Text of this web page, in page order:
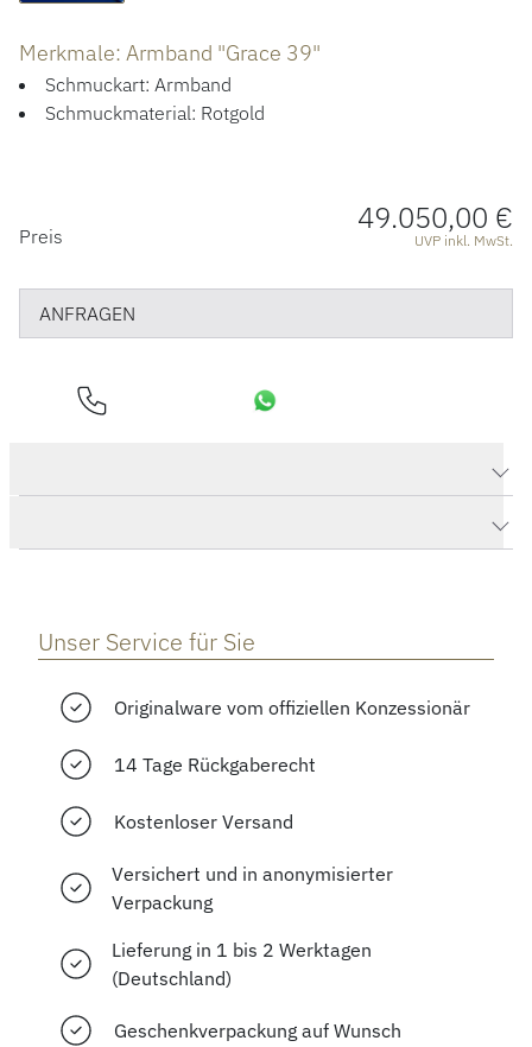
Merkmale: Armband "Grace 39"
Schmuckart: Armband
Schmuckmaterial: Rotgold
PREISINFORMATIONEN
Preis 49.050,00 €
UVP inkl. MwSt.
ANFRAGEN
Unser Service für Sie
Originalware vom offiziellen Konzessionär
14 Tage Rückgaberecht
Kostenloser Versand
Versichert und in anonymisierter
Verpackung
Lieferung in 1 bis 2 Werktagen
(Deutschland)
Geschenkverpackung auf Wunsch